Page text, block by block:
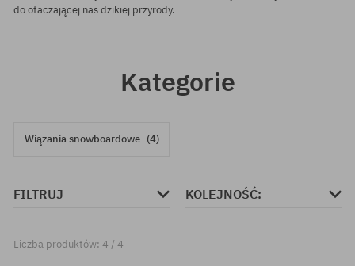
do otaczającej nas dzikiej przyrody.
Kategorie
Wiązania snowboardowe (4)
FILTRUJ KOLEJNOŚĆ:
Liczba produktów: 4 / 4